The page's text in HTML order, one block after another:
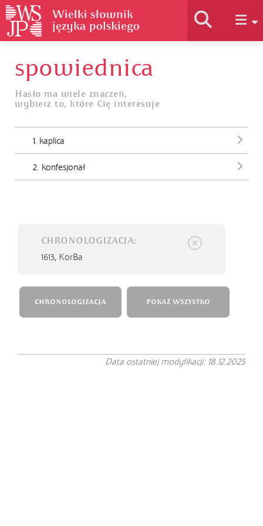
Historia słownika
Jak korzystać
spowiednica
Hasło ma wiele znaczeń,
wybierz to, które Cię interesuje
1. kaplica
2. konfesjonał
CHRONOLOGIZACJA:
1613, KorBa
CHRONOLOGIZACJA POKAŻ WSZYSTKO
Data ostatniej modyfikacji: 18.12.2025